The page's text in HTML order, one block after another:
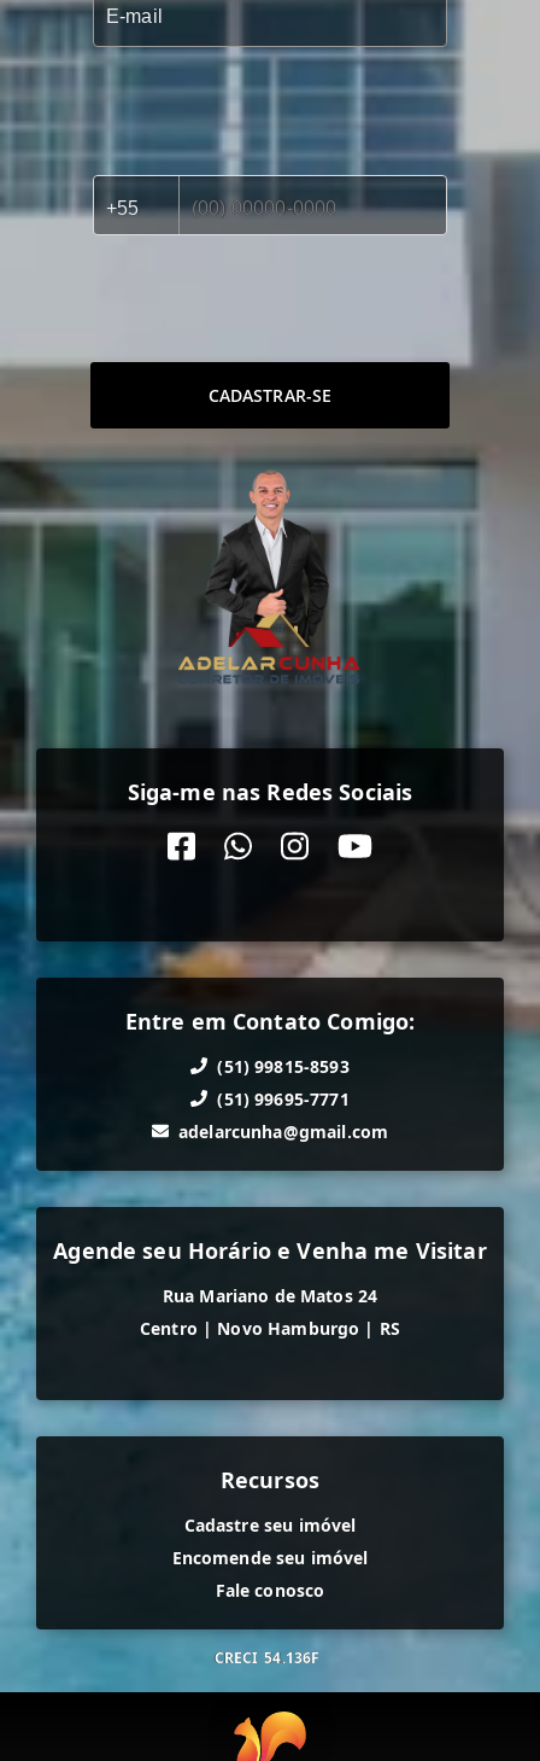
CADASTRAR-SE
Siga-me nas Redes Sociais
Entre em Contato Comigo:
(51) 99815-8593
(51) 99695-7771
adelarcunha@gmail.com
Agende seu Horário e Venha me Visitar
Rua Mariano de Matos 24
Centro | Novo Hamburgo | RS
Recursos
Cadastre seu imóvel
Encomende seu imóvel
Fale conosco
CRECI 54.136F